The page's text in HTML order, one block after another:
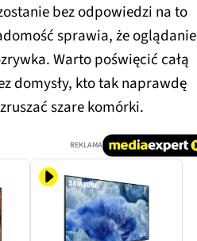
bez odpowiedzi na to
sprawia, że oglądanie
Warto poświęcić całą
domysły, kto tak naprawdę
szare komórki.
REKLAMA